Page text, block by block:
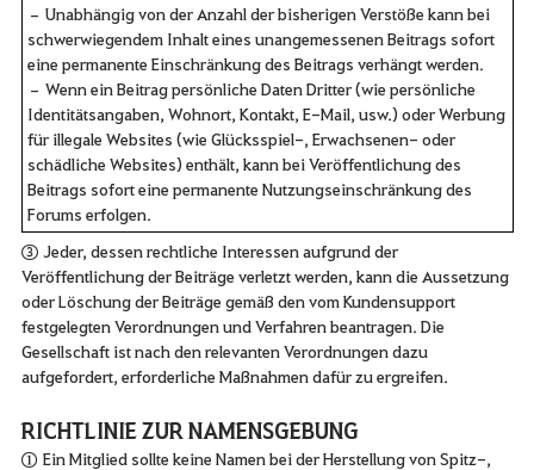
– Unabhängig von der Anzahl der bisherigen Verstöße kann bei
schwerwiegendem Inhalt eines unangemessenen Beitrags sofort
eine permanente Einschränkung des Beitrags verhängt werden.
– Wenn ein Beitrag persönliche Daten Dritter (wie persönliche
Identitätsangaben, Wohnort, Kontakt, E-Mail, usw.) oder Werbung
für illegale Websites (wie Glücksspiel-, Erwachsenen- oder
schädliche Websites) enthält, kann bei Veröffentlichung des
Beitrags sofort eine permanente Nutzungseinschränkung des
Forums erfolgen.
③ Jeder, dessen rechtliche Interessen aufgrund der
Veröffentlichung der Beiträge verletzt werden, kann die Aussetzung
oder Löschung der Beiträge gemäß den vom Kundensupport
festgelegten Verordnungen und Verfahren beantragen. Die
Gesellschaft ist nach den relevanten Verordnungen dazu
aufgefordert, erforderliche Maßnahmen dafür zu ergreifen.
RICHTLINIE ZUR NAMENSGEBUNG
① Ein Mitglied sollte keine Namen bei der Herstellung von Spitz-,